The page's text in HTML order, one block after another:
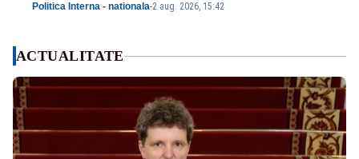
Politica Interna - nationala-2 aug. 2026, 15:42
ACTUALITATE